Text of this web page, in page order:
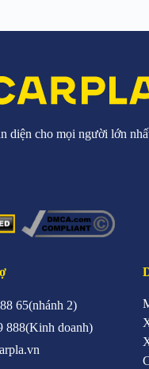
diện cho mọi người lớn
65(nhánh 2)
888(Kinh doanh)